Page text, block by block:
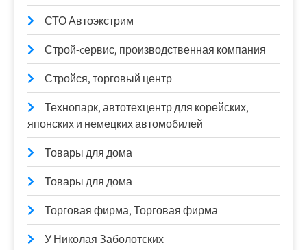
СТО Автоэкстрим
Строй-cервис, производственная компания
Стройся, торговый центр
Технопарк, автотехцентр для корейских,
японских и немецких автомобилей
Товары для дома
Товары для дома
Торговая фирма, Торговая фирма
У Николая Заболотских